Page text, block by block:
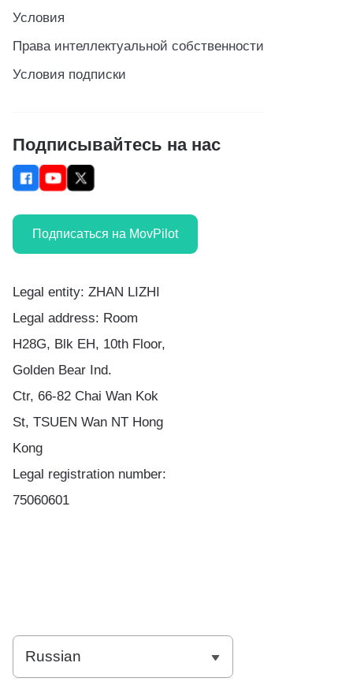
Условия
Права интеллектуальной собственности
Условия подписки
Подписывайтесь на нас
Подписаться на MovPilot
Legal entity: ZHAN LIZHI
Legal address: Room
H28G, Blk EH, 10th Floor,
Golden Bear Ind.
Ctr, 66-82 Chai Wan Kok
St, TSUEN Wan NT Hong
Kong
Legal registration number:
75060601